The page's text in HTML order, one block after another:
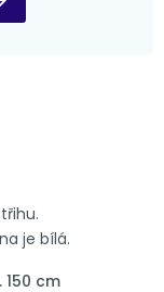
je bílá.
150 cm